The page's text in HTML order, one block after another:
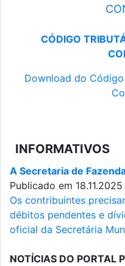
CÓDIGO
Download do
INFORMATIVOS
A Secretaria de
Publicado em 18.11.2025
Os contribuintes
débitos pendentes e
oficial da Secretária
NOTÍCIAS DO PORTAL